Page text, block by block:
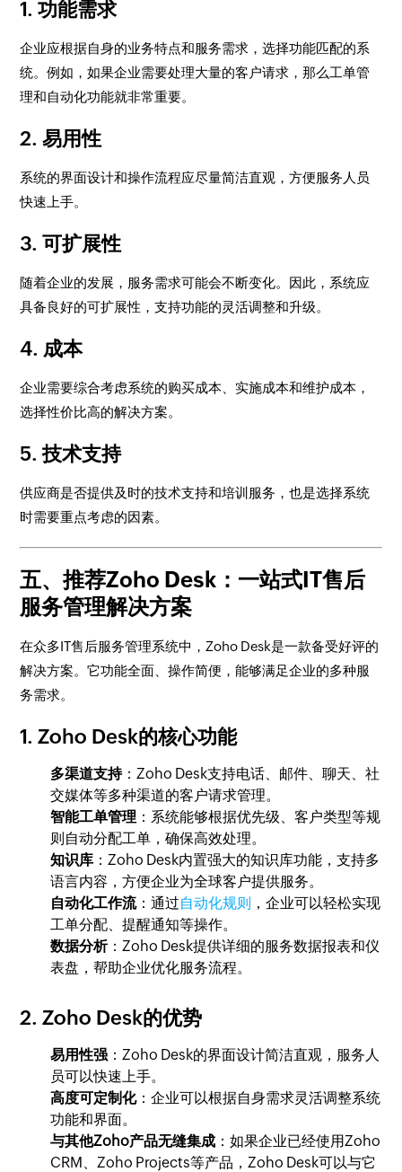
1.功能需求
企业应根据自身的业务特点和服务需求，选择功能匹配的系
统。例如，如果企业需要处理大量的客户请求，那么工单管
理和自动化功能就非常重要。
2.易用性
系统的界面设计和操作流程应尽量简洁直观，方便服务人员
快速上手。
3.可扩展性
随着企业的发展，服务需求可能会不断变化。因此，系统应
具备良好的可扩展性，支持功能的灵活调整和升级。
4. 成本
企业需要综合考虑系统的购买成本、实施成本和维护成本，
选择性价比高的解决方案。
5.技术支持
供应商是否提供及时的技术支持和培训服务，也是选择系统
时需要重点考虑的因素。
五、推荐Zoho Desk：一站式IT售后
服务管理解决方案
在众多IT售后服务管理系统中，Zoho Desk是一款备受好评的
解决方案。它功能全面、操作简便，能够满足企业的多种服
务需求。
1.Zoho Desk的核心功能
多渠道支持：Zoho Desk支持电话、邮件、聊天、社
交媒体等多种渠道的客户请求管理。
智能工单管理 ：系统能够根据优先级、客户类型等规
则自动分配工单，确保高效处理。
知识库 ：Zoho Desk内置强大的知识库功能，支持多
语言内容，方便企业为全球客户提供服务。
自动化工作流：通过自动化规则 ，企业可以轻松实现
工单分配、提醒通知等操作。
数据分析：Zoho Desk提供详细的服务数据报表和仪
表盘，帮助企业优化服务流程。
2.Zoho Desk的优势
易用性强 ：Zoho Desk的界面设计简洁直观，服务人
员可以快速上手。
高度可定制化：企业可以根据自身需求灵活调整系统
功能和界面。
与其他Zoho产品无缝集成 ：如果企业已经使用Zoho
CRM、Zoho Projects等产品，Zoho Desk可以与它